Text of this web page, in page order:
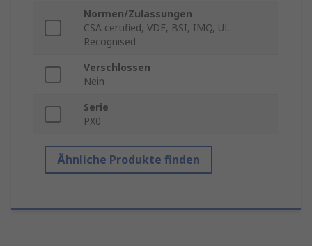
Normen/Zulassungen
CSA certified, VDE, BSI, IMQ, UL
Recognised
Verschlossen
Nein
Serie
PX0
Ähnliche Produkte finden